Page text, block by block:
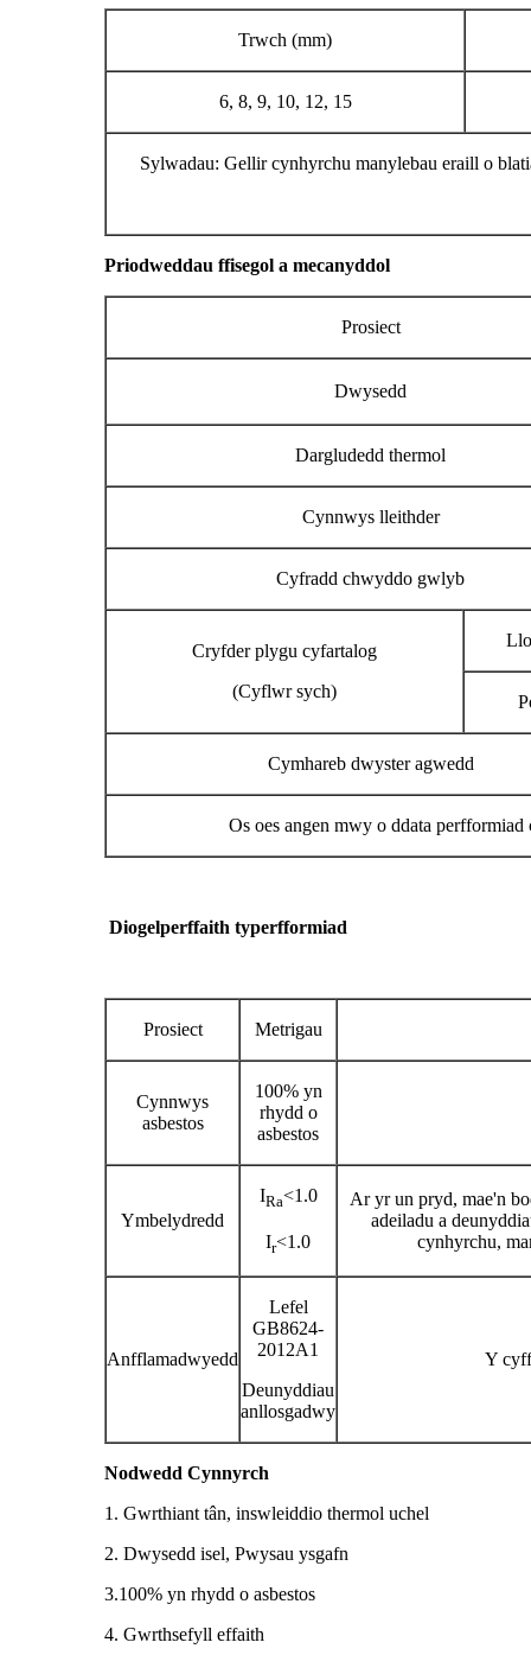
Trwch (mm)
6, 8, 9, 10, 12, 15
Sylwadau: Gellir cynhyrchu manylebau eraill o
Priodweddau ffisegol a mecanyddol
Prosiect
Dwysedd
Dargludedd thermol
Cynnwys lleithder
Cyfradd chwyddo gwlyb
Cryfder plygu cyfartalog
(Cyflwr sych)
Cymhareb dwyster agwedd
Os oes angen mwy o ddata
Diogelperffaith typerfformiad
Prosiect Metrigau
Cynnwys
asbestos
100% yn
rhydd o
asbestos
Ymbelydredd
IRa<1.0
Ir<1.0
Ar yr un pryd, mae'n
adeiladu a
cynhyrchu,
Anfflamadwyedd
Lefel
GB8624-
2012A1
Deunyddiau
anllosgadwy
Y
Nodwedd Cynnyrch
1. Gwrthiant tân, inswleiddio thermol uchel
2. Dwysedd isel, Pwysau ysgafn
3.100% yn rhydd o asbestos
4. Gwrthsefyll effaith